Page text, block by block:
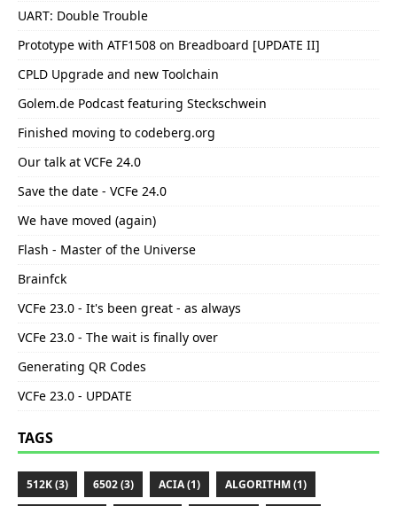
UART: Double Trouble
Prototype with ATF1508 on Breadboard [UPDATE II]
CPLD Upgrade and new Toolchain
Golem.de Podcast featuring Steckschwein
Finished moving to codeberg.org
Our talk at VCFe 24.0
Save the date - VCFe 24.0
We have moved (again)
Flash - Master of the Universe
Brainfck
VCFe 23.0 - It's been great - as always
VCFe 23.0 - The wait is finally over
Generating QR Codes
VCFe 23.0 - UPDATE
TAGS
512K (3) 6502 (3) ACIA (1) ALGORITHM (1)